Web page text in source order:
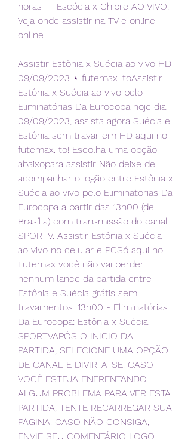
horas — Escócia x Chipre AO VIVO:
Veja onde assistir na TV e online
online
Assistir Estônia x Suécia ao vivo HD
09/09/2023 ⋆ futemax. toAssistir
Estônia x Suécia ao vivo pelo
Eliminatórias Da Eurocopa hoje dia
09/09/2023, assista agora Suécia e
Estônia sem travar em HD aqui no
futemax. to! Escolha uma opção
abaixopara assistir Não deixe de
acompanhar o jogão entre Estônia x
Suécia ao vivo pelo Eliminatórias Da
Eurocopa a partir das 13h00 (de
Brasília) com transmissão do canal
SPORTV. Assistir Estônia x Suécia
ao vivo no celular e PCSó aqui no
Futemax você não vai perder
nenhum lance da partida entre
Estônia e Suécia grátis sem
travamentos. 13h00 - Eliminatórias
Da Eurocopa: Estônia x Suécia -
SPORTVAPÓS O INICIO DA
PARTIDA, SELECIONE UMA OPÇÃO
DE CANAL E DIVIRTA-SE! CASO
VOCÊ ESTEJA ENFRENTANDO
ALGUM PROBLEMA PARA VER ESTA
PARTIDA, TENTE RECARREGAR SUA
PÁGINA! CASO NÃO CONSIGA,
ENVIE SEU COMENTÁRIO LOGO